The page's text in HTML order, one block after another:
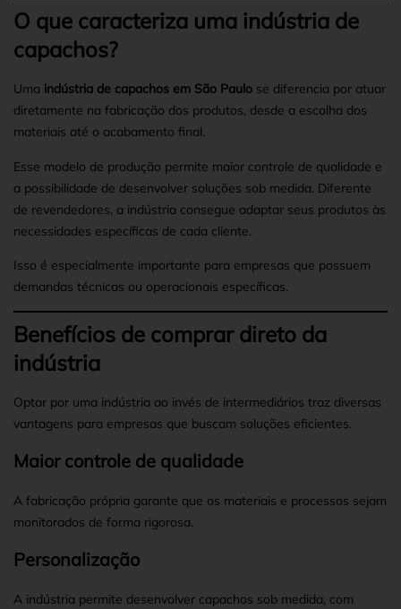
O que caracteriza uma indústria de
capachos?
Uma indústria de capachos em São Paulo se diferencia por atuar
diretamente na fabricação dos produtos, desde a escolha dos
materiais até o acabamento final.
Esse modelo de produção permite maior controle de qualidade e
a possibilidade de desenvolver soluções sob medida. Diferente
de revendedores, a indústria consegue adaptar seus produtos às
necessidades específicas de cada cliente.
Isso é especialmente importante para empresas que possuem
demandas técnicas ou operacionais específicas.
Benefícios de comprar direto da
indústria
Optar por uma indústria ao invés de intermediários traz diversas
vantagens para empresas que buscam soluções eficientes.
Maior controle de qualidade
A fabricação própria garante que os materiais e processos sejam
monitorados de forma rigorosa.
Personalização
A indústria permite desenvolver capachos sob medida, com